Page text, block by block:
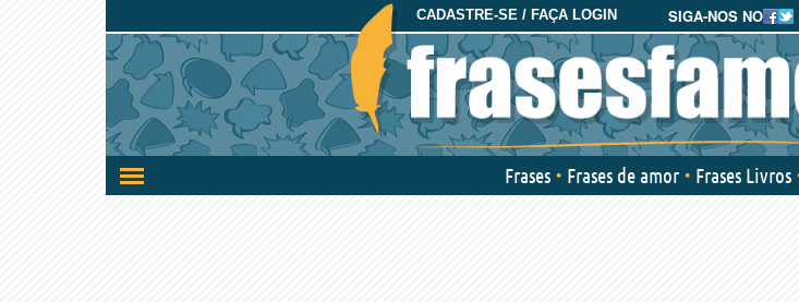
SIGA-NOS NO
CADASTRE-SE / FAÇA LOGIN
Ativar/desativar
a
Frases Frases de amor Frases Livros